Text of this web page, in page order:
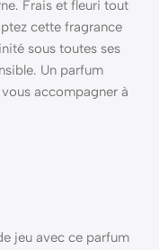
Frais et fleuri tout
cette fragrance
sous toutes ses
Un parfum
accompagner à
jeu avec ce parfum